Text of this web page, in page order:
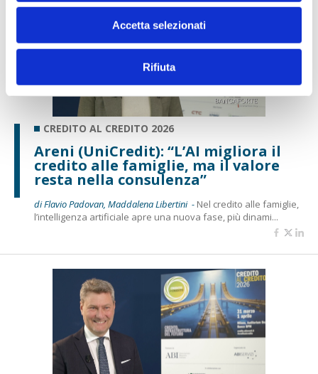
Accetta selezionati
Rifiuta
CREDITO AL CREDITO 2026
Areni (UniCredit): “L’AI migliora il
credito alle famiglie, ma il valore
resta nella consulenza”
di Flavio Padovan, Maddalena Libertini - Nel credito alle famiglie,
l’intelligenza artificiale apre una nuova fase, più dinami...